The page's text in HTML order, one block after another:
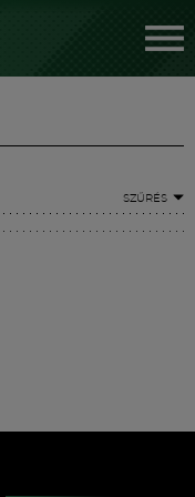
SZŰRÉS